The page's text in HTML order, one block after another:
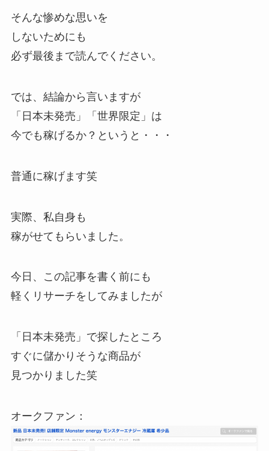
そんな惨めな思いを
しないためにも
必ず最後まで読んでください。
では、結論から言いますが
「日本未発売」「世界限定」は
今でも稼げるか？というと・・・
普通に稼げます笑
実際、私自身も
稼がせてもらいました。
今日、この記事を書く前にも
軽くリサーチをしてみましたが
「日本未発売」で探したところ
すぐに儲かりそうな商品が
見つかりました笑
オークファン：